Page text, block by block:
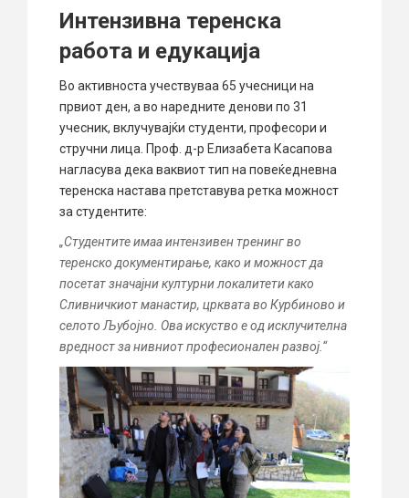
Интензивна теренска
работа и едукација
Во активноста учествуваа 65 учесници на
првиот ден, а во наредните денови по 31
учесник, вклучувајќи студенти, професори и
стручни лица. Проф. д-р Елизабета Касапова
нагласува дека ваквиот тип на повеќедневна
теренска настава претставува ретка можност
за студентите:
„Студентите имаа интензивен тренинг во
теренско документирање, како и можност да
посетат значајни културни локалитети како
Сливничкиот манастир, црквата во Курбиново и
селото Љубојно. Ова искуство е од исклучителна
вредност за нивниот професионален развој.“